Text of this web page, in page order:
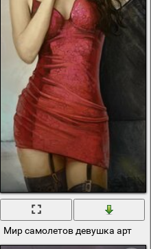
Мир самолетов девушка арт